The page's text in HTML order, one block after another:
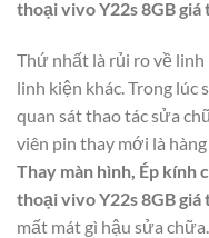
thoại vivo Y22s 8GB
Thứ nhất là rủi ro về
linh kiện khác. Trong lúc
quan sát thao tác sửa
viên pin thay mới là
Thay màn hình, Ép kính
thoại vivo Y22s 8GB
mất mát gì hậu sửa chữa.